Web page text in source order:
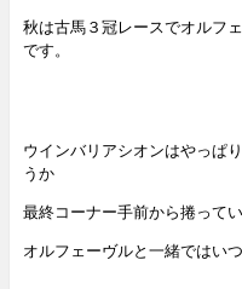
秋は古馬３冠レースでオルフ
です。
ウインバリアシオンはやっぱ
うか
最終コーナー手前から捲って
オルフェーヴルと一緒ではい